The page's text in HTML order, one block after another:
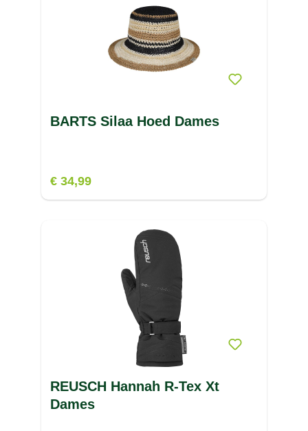
BARTS Silaa Hoed Dames
€ 34,99
REUSCH Hannah R-Tex Xt
Dames